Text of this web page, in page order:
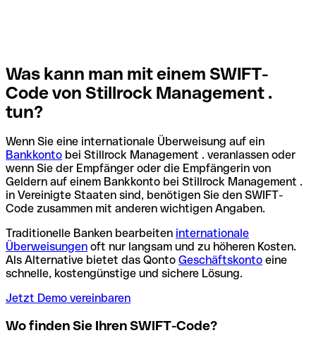
Was kann man mit einem SWIFT-
Code von Stillrock Management .
tun?
Wenn Sie eine internationale Überweisung auf ein
Bankkonto bei Stillrock Management . veranlassen oder
wenn Sie der Empfänger oder die Empfängerin von
Geldern auf einem Bankkonto bei Stillrock Management .
in Vereinigte Staaten sind, benötigen Sie den SWIFT-
Code zusammen mit anderen wichtigen Angaben.
Traditionelle Banken bearbeiten internationale
Überweisungen oft nur langsam und zu höheren Kosten.
Als Alternative bietet das Qonto Geschäftskonto eine
schnelle, kostengünstige und sichere Lösung.
Jetzt Demo vereinbaren
Wo finden Sie Ihren SWIFT-Code?